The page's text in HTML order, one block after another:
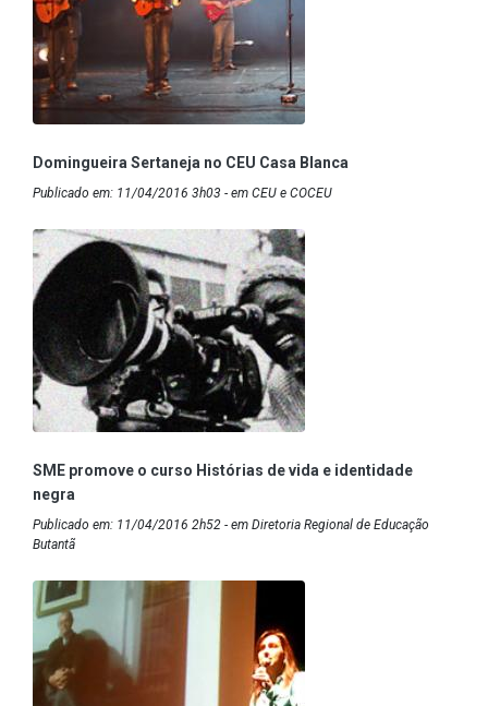
Domingueira Sertaneja no CEU Casa Blanca
Publicado em: 11/04/2016 3h03 - em CEU e COCEU
SME promove o curso Histórias de vida e identidade
negra
Publicado em: 11/04/2016 2h52 - em Diretoria Regional de Educação
Butantã